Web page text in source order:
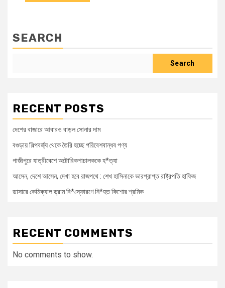
SEARCH
Search
RECENT POSTS
দেশের বাজারে আবারও বাড়ল সোনার দাম
বগুড়ায় শিল্পবর্জ্য থেকে তৈরি হচ্ছে পরিবেশবান্ধব পণ্য
গাজীপুরে যাত্রীবেশে অটোরিকশাচালককে হ*ত্যা
আসেন, দেশে আসেন, দেখা হবে রাজপথে : শেখ হাসিনাকে ভারপ্রাপ্ত রাষ্ট্রপতি হাফিজ
ডাসারে কেমিক্যাল ড্রাম বি*স্ফোরণে নি*হত কিশোর শ্রমিক
RECENT COMMENTS
No comments to show.